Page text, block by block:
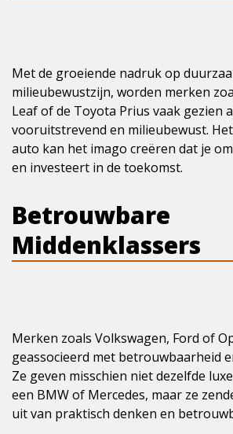
Met de groeiende nadruk op
milieubewustzijn, worden merken
Leaf of de Toyota Prius vaak gezien
vooruitstrevend en milieubewust. Het
auto kan het imago creëren dat je
en investeert in de toekomst.
Betrouwbare
Middenklassers
Merken zoals Volkswagen, Ford of
geassocieerd met betrouwbaarheid
Ze geven misschien niet dezelfde
een BMW of Mercedes, maar ze
uit van praktisch denken en